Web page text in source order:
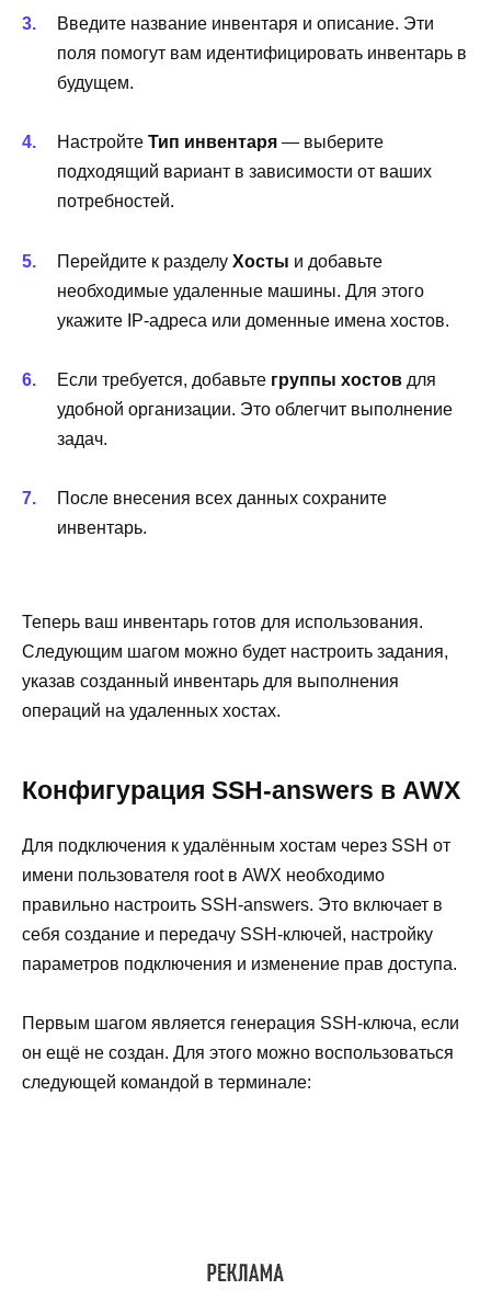
Введите название инвентаря и описание. Эти
поля помогут вам идентифицировать инвентарь в
будущем.
Настройте Тип инвентаря — выберите
подходящий вариант в зависимости от ваших
потребностей.
Перейдите к разделу Хосты и добавьте
необходимые удаленные машины. Для этого
укажите IP-адреса или доменные имена хостов.
Если требуется, добавьте группы хостов для
удобной организации. Это облегчит выполнение
задач.
После внесения всех данных сохраните
инвентарь.
Теперь ваш инвентарь готов для использования.
Следующим шагом можно будет настроить задания,
указав созданный инвентарь для выполнения
операций на удаленных хостах.
Конфигурация SSH-answers в AWX
Для подключения к удалённым хостам через SSH от
имени пользователя root в AWX необходимо
правильно настроить SSH-answers. Это включает в
себя создание и передачу SSH-ключей, настройку
параметров подключения и изменение прав доступа.
Первым шагом является генерация SSH-ключа, если
он ещё не создан. Для этого можно воспользоваться
следующей командой в терминале: